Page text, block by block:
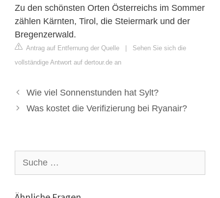
Zu den schönsten Orten Österreichs im Sommer
zählen Kärnten, Tirol, die Steiermark und der
Bregenzerwald.
Antrag auf Entfernung der Quelle | Sehen Sie sich die
vollständige Antwort auf dertour.de an
Wie viel Sonnenstunden hat Sylt?
Was kostet die Verifizierung bei Ryanair?
nach: